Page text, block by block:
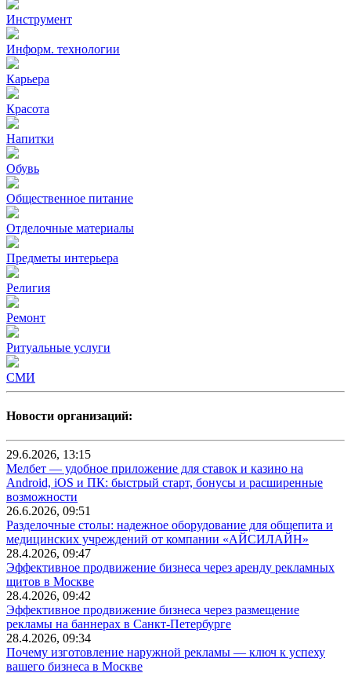
Инструмент
Информ. технологии
Карьера
Красота
Напитки
Обувь
Общественное питание
Отделочные материалы
Предметы интерьера
Религия
Ремонт
Ритуальные услуги
СМИ
Новости организаций:
29.6.2026, 13:15
Мелбет — удобное приложение для ставок и казино на
Android, iOS и ПК: быстрый старт, бонусы и расширенные
возможности
26.6.2026, 09:51
Разделочные столы: надежное оборудование для общепита и
медицинских учреждений от компании «АЙСИЛАЙН»
28.4.2026, 09:47
Эффективное продвижение бизнеса через аренду рекламных
щитов в Москве
28.4.2026, 09:42
Эффективное продвижение бизнеса через размещение
рекламы на баннерах в Санкт-Петербурге
28.4.2026, 09:34
Почему изготовление наружной рекламы — ключ к успеху
вашего бизнеса в Москве